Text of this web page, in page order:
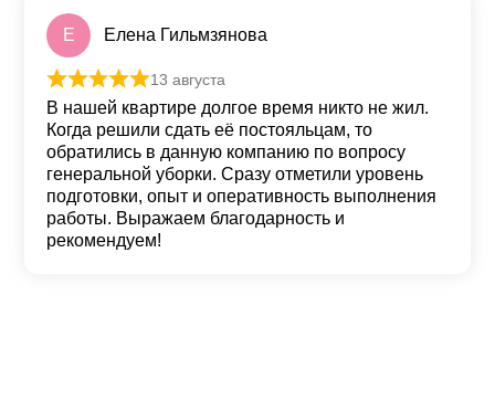
Е Елена Гильмзянова
Оценка из 5
13 августа
В нашей квартире долгое время никто не жил.
Когда решили сдать её постояльцам, то
обратились в данную компанию по вопросу
генеральной уборки. Сразу отметили уровень
подготовки, опыт и оперативность выполнения
работы. Выражаем благодарность и
рекомендуем!